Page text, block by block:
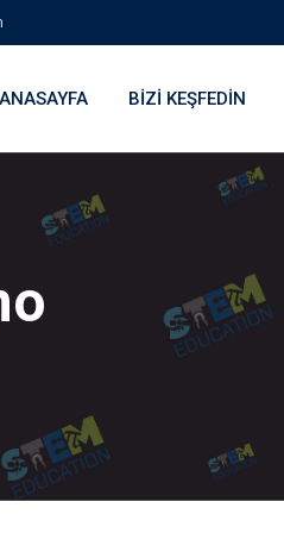
ANASAYFA BIZI KEŞFEDIN